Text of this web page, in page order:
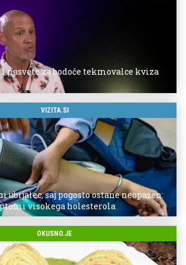
nasvete za bodoče tekmovalce kviza
VIZITA.SI
ubijalec, saj pogosto ostane neopažen:
visokega holesterola
OKUSNO.JE